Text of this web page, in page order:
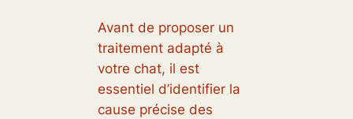
Avant de proposer un
traitement adapté à
votre chat, il est
essentiel d’identifier la
cause précise des